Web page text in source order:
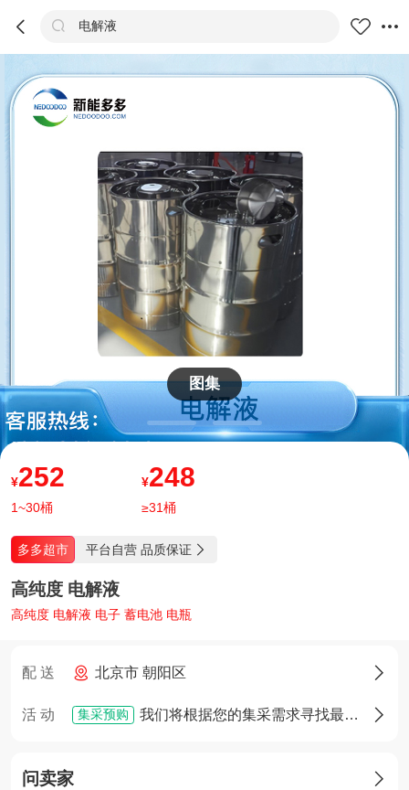
  电解液 
商品 评价 详情 推荐
图集
¥252
1~30桶
¥248
≥31桶
多多超市 平台自营 品质保证 
高纯度 电解液
高纯度 电解液 电子 蓄电池 电瓶
配 送 北京市 朝阳区 
活 动 集采预购 我们将根据您的集采需求寻找最佳货源，确定货源后您将享有优先采购权 
问卖家 